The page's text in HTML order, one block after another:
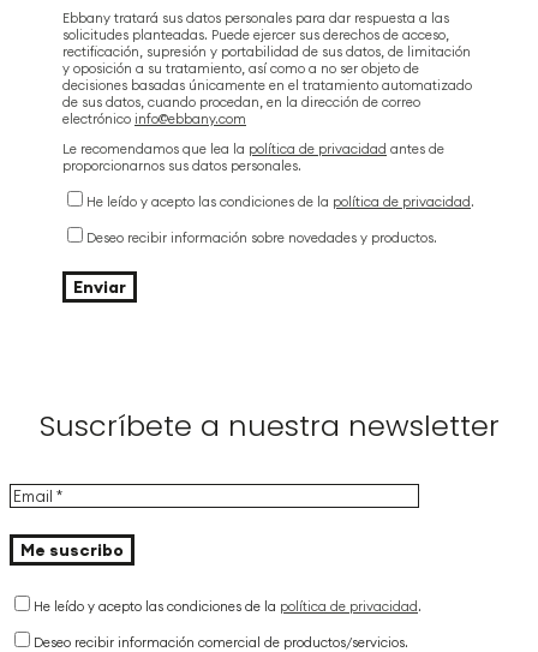
Ebbany tratará sus datos personales para dar respuesta a las
solicitudes planteadas. Puede ejercer sus derechos de acceso,
rectificación, supresión y portabilidad de sus datos, de limitación
y oposición a su tratamiento, así como a no ser objeto de
decisiones basadas únicamente en el tratamiento automatizado
de sus datos, cuando procedan, en la dirección de correo
electrónico info@ebbany.com
Le recomendamos que lea la política de privacidad antes de
proporcionarnos sus datos personales.
He leído y acepto las condiciones de la política de privacidad.
Deseo recibir información sobre novedades y productos.
Suscríbete a nuestra newsletter
He leído y acepto las condiciones de la política de privacidad.
Deseo recibir información comercial de productos/servicios.